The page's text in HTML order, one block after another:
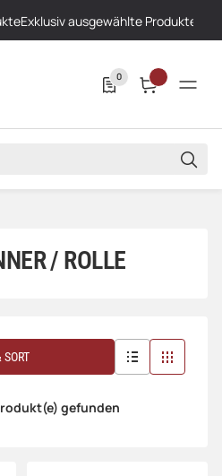
Exklusiv ausgewählte Produkte
0
/ ROLLE
SORT
gefunden